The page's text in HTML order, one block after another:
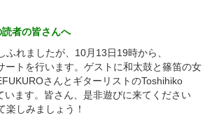
者の皆さんへ
ふれましたが、10月13日19時から、
ートを行います。ゲストに和太鼓と篠笛の女
さんとギターリストのToshihiko
います。皆さん、是非遊びに来てください
楽しみましょう！